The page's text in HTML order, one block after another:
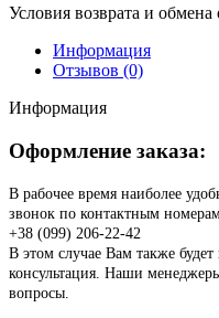
Условия возврата и обмена
Информация
Отзывов (0)
Информация
Оформление заказа:
В рабочее время наиболее
звонок по контактным
+38 (099) 206-22-42
В этом случае Вам также будет
консультация. Наши
вопросы.